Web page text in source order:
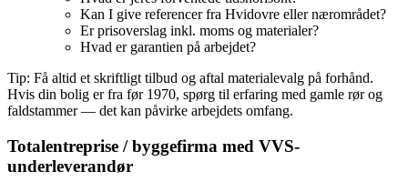
Kan I give referencer fra Hvidovre eller nærområdet?
Er prisoverslag inkl. moms og materialer?
Hvad er garantien på arbejdet?
Tip: Få altid et skriftligt tilbud og aftal materialevalg på forhånd.
Hvis din bolig er fra før 1970, spørg til erfaring med gamle rør og
faldstammer — det kan påvirke arbejdets omfang.
Totalentreprise / byggefirma med VVS-
underleverandør